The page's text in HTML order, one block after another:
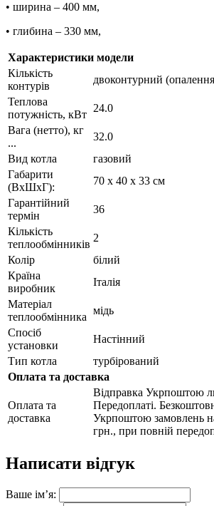
• ширина – 400 мм,
• глибина – 330 мм,
Характеристики модели
Кількість
контурів
двоконтурний
Теплова
потужність, кВт
24.0
Вага (нетто), кг
...
32.0
Вид котла
газовий
Габарити
(ВхШхГ):
70 х 40 х 33 см
Гарантійний
термін
36
Кількість
теплообмінників
2
Колір
білий
Країна
виробник
Італія
Матеріал
теплообмінника
мідь
Спосіб
установки
Настінний
Тип котла
турбірований
Оплата та доставка
Оплата та
доставка
Відправка Укрпоштою
Передоплаті.
Укрпоштою замовлень
грн., при повній
Написати відгук
Ваше ім’я: